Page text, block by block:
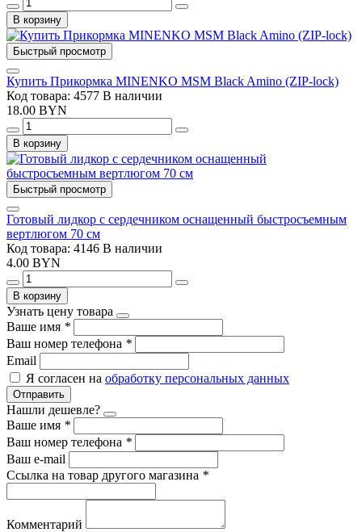
В корзину
Быстрый просмотр
Купить Прикормка MINENKO MSM Black Amino (ZIP-lock)
Код товара: 4577 В наличии
18.00 BYN
В корзину
Быстрый просмотр
Готовый лидкор с сердечником оснащенный быстросъемным
вертлюгом 70 см
Код товара: 4146 В наличии
4.00 BYN
В корзину
Узнать цену товара
Ваше имя *
Ваш номер телефона *
Email
Я согласен на обработку персональных данных
Отправить
Нашли дешевле?
Ваше имя *
Ваш номер телефона *
Ваш e-mail
Ссылка на товар другого магазина *
Комментарий